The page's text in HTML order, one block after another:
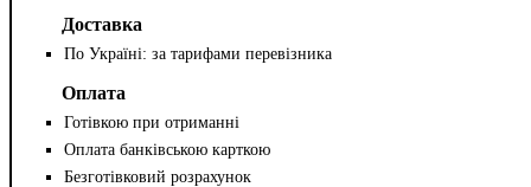
Доставка
По Україні: за тарифами перевізника
Оплата
Готівкою при отриманні
Оплата банківською карткою
Безготівковий розрахунок